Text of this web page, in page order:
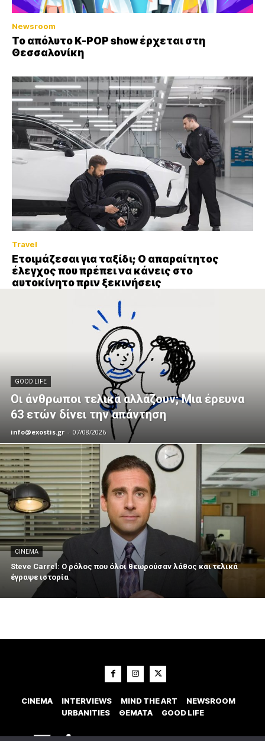
Newsroom
Το απόλυτο K-POP show έρχεται στη
Θεσσαλονίκη
Travel
Ετοιμάζεσαι για ταξίδι; Ο απαραίτητος
έλεγχος που πρέπει να κάνεις στο
αυτοκίνητο πριν ξεκινήσεις
GOOD LIFE
Οι άνθρωποι τελικά αλλάζουν; Μια έρευνα
63 ετών δίνει την απάντηση
info@exostis.gr - 07/08/2026
CINEMA
Steve Carrel: Ο ρόλος που όλοι θεωρούσαν λάθος και τελικά
έγραψε ιστορία
CINEMA INTERVIEWS MIND THE ART
NEWSROOM
URBANITIES
ΘΕΜΑΤΑ GOOD LIFE